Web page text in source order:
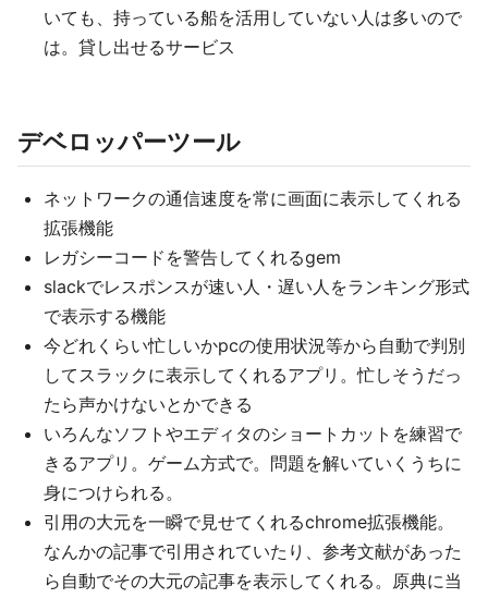
いても、持っている船を活用していない人は多いので
は。貸し出せるサービス
デベロッパーツール
ネットワークの通信速度を常に画面に表示してくれる
拡張機能
レガシーコードを警告してくれるgem
slackでレスポンスが速い人・遅い人をランキング形式
で表示する機能
今どれくらい忙しいかpcの使用状況等から自動で判別
してスラックに表示してくれるアプリ。忙しそうだっ
たら声かけないとかできる
いろんなソフトやエディタのショートカットを練習で
きるアプリ。ゲーム方式で。問題を解いていくうちに
身につけられる。
引用の大元を一瞬で見せてくれるchrome拡張機能。
なんかの記事で引用されていたり、参考文献があった
ら自動でその大元の記事を表示してくれる。原典に当